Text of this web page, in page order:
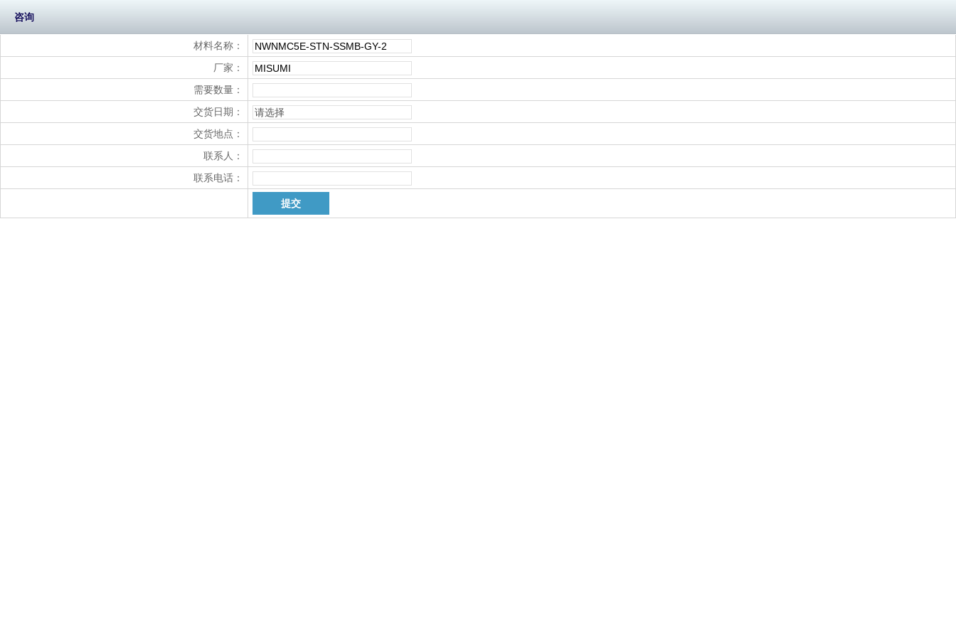
咨询
材料名称：
厂家：
需要数量：
交货日期：
交货地点：
联系人：
联系电话：
提交